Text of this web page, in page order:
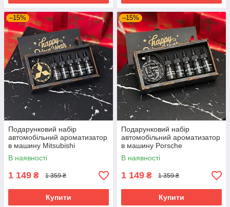
–15%
Подарунковий набір
автомобільний ароматизатор
в машину Mitsubishi
В наявності
1 149 ₴ 1 359 ₴
Купити
–15%
Подарунковий набір
автомобільний ароматизатор
в машину Porsche
В наявності
1 149 ₴ 1 359 ₴
Купити